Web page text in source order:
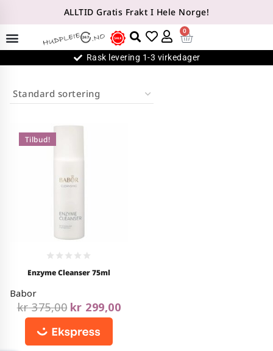
ALLTID Gratis Frakt I Hele Norge!
0
Rask levering 1-3 virkedager
Tilbud!
0
Enzyme Cleanser 75ml
Babor
kr375,00 kr 299,00